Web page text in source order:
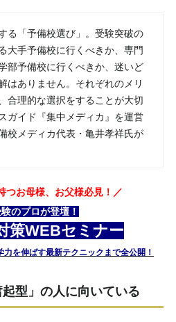
る「予備校選び」。受験突破の
大手予備校に行くべきか、専門
部予備校に行くべきか、迷いど
はありません。それぞれのメリ
合理的な選択をすることが大切
ガイド『集中メディカ』を運営
校メディカ代表・亀井孝祥氏が
つお母様、お父様必見！／
のプロが登壇！
策WEBセミナー
を伸ばす最新テクニックまで全公開！
型」の人に向いている